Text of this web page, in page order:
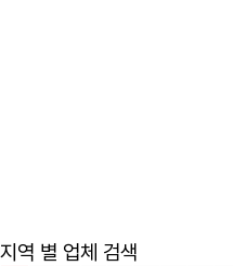
지역 별 업체 검색